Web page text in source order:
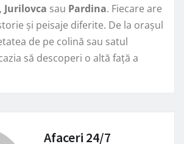
, Jurilovca sau Pardina. Fiecare are
și peisaje diferite. De la orașul
de pe colină sau satul
să descoperi o altă față a
Afaceri 24/7